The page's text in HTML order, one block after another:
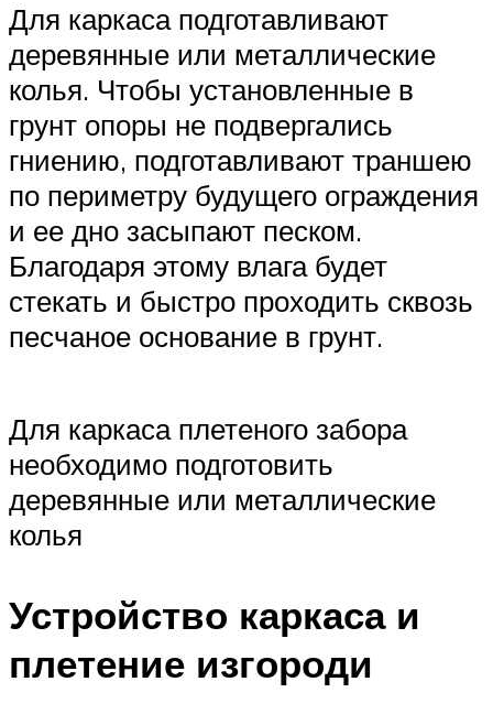
Для каркаса подготавливают
деревянные или металлические
колья. Чтобы установленные в
грунт опоры не подвергались
гниению, подготавливают траншею
по периметру будущего ограждения
и ее дно засыпают песком.
Благодаря этому влага будет
стекать и быстро проходить сквозь
песчаное основание в грунт.
Для каркаса плетеного забора
необходимо подготовить
деревянные или металлические
колья
Устройство каркаса и
плетение изгороди